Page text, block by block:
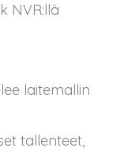
NVR:llä
laitemallin
tallenteet,